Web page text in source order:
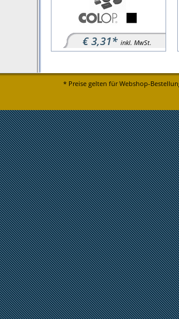
€ 3,31* inkl. MwSt.
* Preise gelten für Webshop-